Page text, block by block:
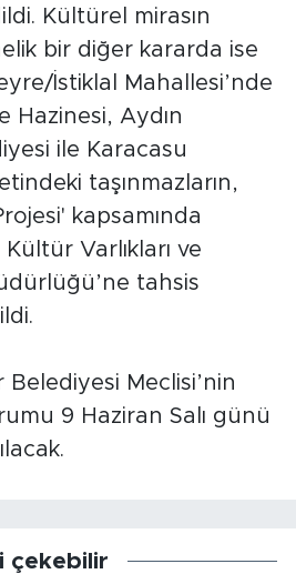
Kültürel mirasın
bir diğer kararda ise
İstiklal Mahallesi’nde
Hazinesi, Aydın
ile Karacasu
taşınmazların,
kapsamında
Varlıkları ve
tahsis
Meclisi’nin
9 Haziran Salı günü
çekebilir